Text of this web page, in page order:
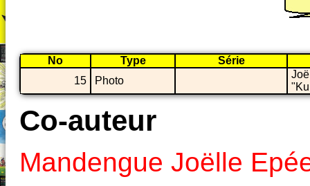
No Type
Série
15
Photo
Co-auteur
Mandengue Joëlle